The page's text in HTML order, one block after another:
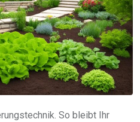
So bleibt Ihr